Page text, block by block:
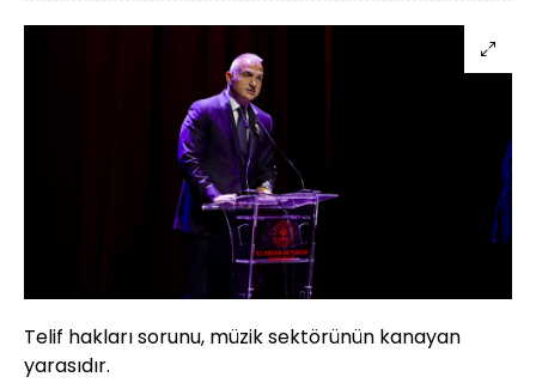
Telif hakları sorunu, müzik sektörünün kanayan
yarasıdır.